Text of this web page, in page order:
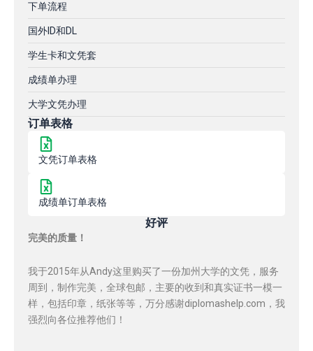
下单流程
国外ID和DL
学生卡和文凭套
成绩单办理
大学文凭办理
订单表格
文凭订单表格
成绩单订单表格
好评
完美的质量！
我于2015年从Andy这里购买了一份加州大学的文凭，服务
周到，制作完美，全球包邮，主要的收到和真实证书一模一
样，包括印章，纸张等等，万分感谢diplomashelp.com，我
强烈向各位推荐他们！